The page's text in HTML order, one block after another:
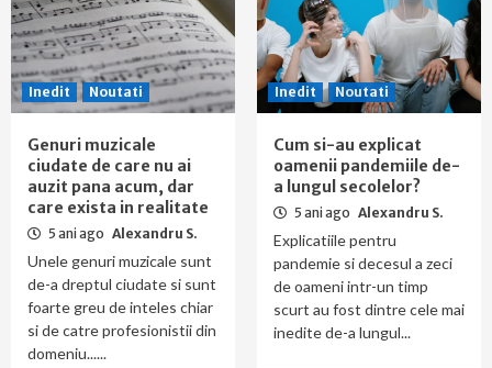
Inedit Noutati
Genuri muzicale
ciudate de care nu ai
auzit pana acum, dar
care exista in realitate
5 ani ago Alexandru S.
Unele genuri muzicale sunt
de-a dreptul ciudate si sunt
foarte greu de inteles chiar
si de catre profesionistii din
domeniu......
Inedit Noutati
Cum si-au explicat
oamenii pandemiile de-
a lungul secolelor?
5 ani ago Alexandru S.
Explicatiile pentru
pandemie si decesul a zeci
de oameni intr-un timp
scurt au fost dintre cele mai
inedite de-a lungul...